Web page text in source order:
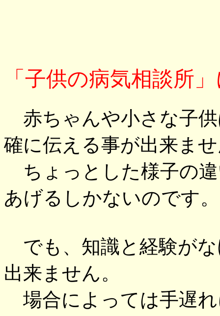
「子供の病気相談所
赤ちゃんや小さな子
確に伝える事が出来ま
ちょっとした様子の
あげるしかないのです。
でも、知識と経験が
出来ません。
場合によっては手遅